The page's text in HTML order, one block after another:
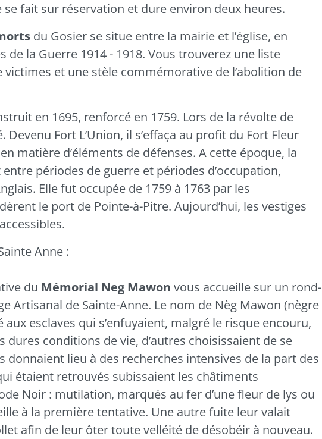
se fait sur réservation et dure environ deux heures.
du Gosier se situe entre la mairie et l’église, en
de la Guerre 1914 - 1918. Vous trouverez une liste
victimes et une stèle commémorative de l’abolition de
en 1695, renforcé en 1759. Lors de la révolte de
Devenu Fort L’Union, il s’effaça au profit du Fort Fleur
matière d’éléments de défenses. A cette époque, la
périodes de guerre et périodes d’occupation,
Elle fut occupée de 1759 à 1763 par les
le port de Pointe-à-Pitre. Aujourd’hui, les vestiges
Anne :
du Mémorial Neg Mawon vous accueille sur un rond-
Artisanal de Sainte-Anne. Le nom de Nèg Mawon (nègre
esclaves qui s’enfuyaient, malgré le risque encouru,
dures conditions de vie, d’autres choisissaient de se
donnaient lieu à des recherches intensives de la part des
étaient retrouvés subissaient les châtiments
Noir : mutilation, marqués au fer d’une fleur de lys ou
à la première tentative. Une autre fuite leur valait
afin de leur ôter toute velléité de désobéir à nouveau.